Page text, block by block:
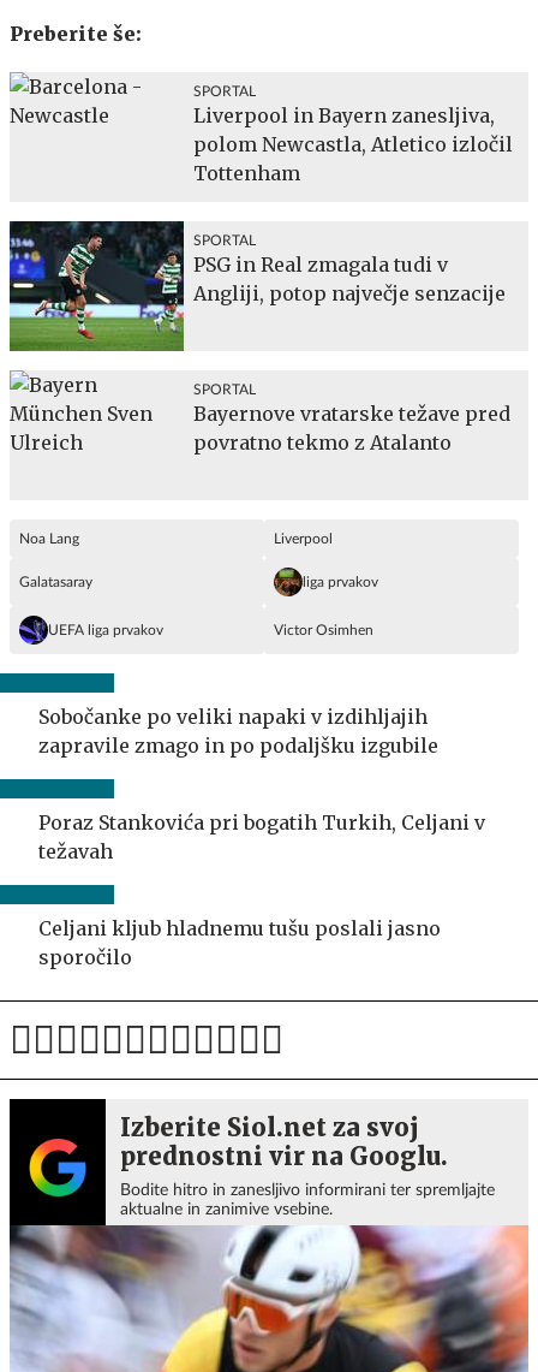
Preberite še:
SPORTAL
Liverpool in Bayern zanesljiva,
polom Newcastla, Atletico izločil
Tottenham
SPORTAL
PSG in Real zmagala tudi v
Angliji, potop največje senzacije
SPORTAL
Bayernove vratarske težave pred
povratno tekmo z Atalanto
Noa Lang Liverpool
Galatasaray liga prvakov
UEFA liga prvakov Victor Osimhen
Sobočanke po veliki napaki v izdihljajih
zapravile zmago in po podaljšku izgubile
Poraz Stankovića pri bogatih Turkih, Celjani v
težavah
Celjani kljub hladnemu tušu poslali jasno
sporočilo
Izberite Siol.net za svoj
prednostni vir na Googlu.
Bodite hitro in zanesljivo informirani ter spremljajte
aktualne in zanimive vsebine.